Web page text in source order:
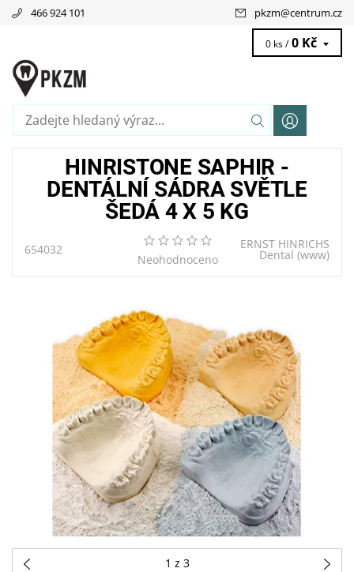
466 924 101 pkzm@centrum.cz
0 ks / 0 Kč
HINRISTONE SAPHIR -
DENTÁLNÍ SÁDRA SVĚTLE
ŠEDÁ 4 X 5 KG
654032
Neohodnoceno
ERNST HINRICHS
Dental (www)
1 z 3